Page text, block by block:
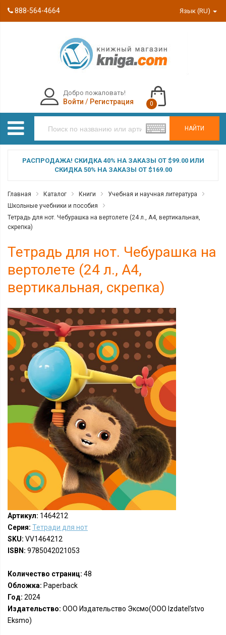
888-564-4664 Язык (RU)
НАЙТИ
Добро пожаловать!
Войти / Регистрация 0
РАСПРОДАЖА! СКИДКА 40% НА ЗАКАЗЫ ОТ $99.00 ИЛИ
СКИДКА 50% НА ЗАКАЗЫ ОТ $169.00
Главная Каталог Книги
Учебная и научная литература
Школьные учебники и пособия
Тетрадь для нот. Чебурашка на вертолете (24 л., А4, вертикальная,
скрепка)
Тетрадь для нот. Чебурашка на
вертолете (24 л., А4,
вертикальная, скрепка)
Артикул: 1464212
Серия: Тетради для нот
SKU: VV1464212
ISBN: 9785042021053
Количество страниц: 48
Обложка: Paperback
Год: 2024
Издательство: ООО Издательство Эксмо(OOO Izdatel'stvo
Eksmo)